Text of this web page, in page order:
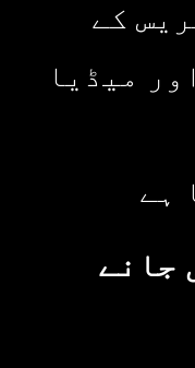
کے
میڈیا
ہے
جانے